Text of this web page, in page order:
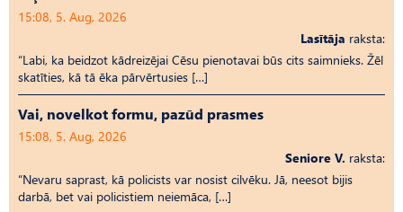
15:08, 5. Aug, 2026
Lasītāja raksta:
“Labi, ka beidzot kādreizējai Cēsu pienotavai būs cits saimnieks. Žēl
skatīties, kā tā ēka pārvērtusies […]
Vai, novelkot formu, pazūd prasmes
15:08, 5. Aug, 2026
Seniore V. raksta:
“Nevaru saprast, kā policists var nosist cilvēku. Jā, neesot bijis
darbā, bet vai policistiem neiemāca, […]